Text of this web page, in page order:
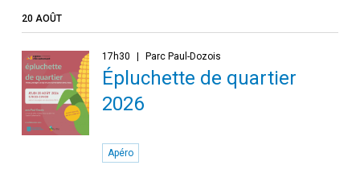
20 AOÛT
17h30 Parc Paul-Dozois
Épluchette de quartier
2026
Apéro